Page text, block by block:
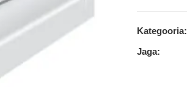
Kategooria:
Jaga: